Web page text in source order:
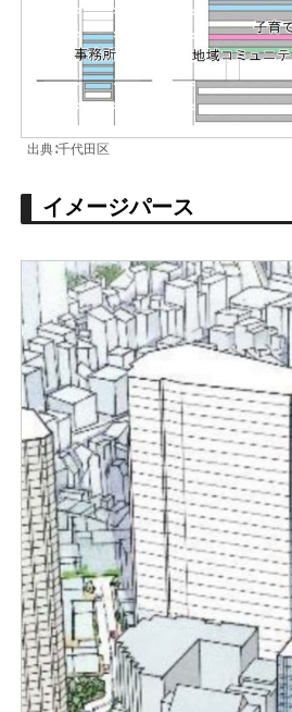
出典∶千代田区
イメージパース